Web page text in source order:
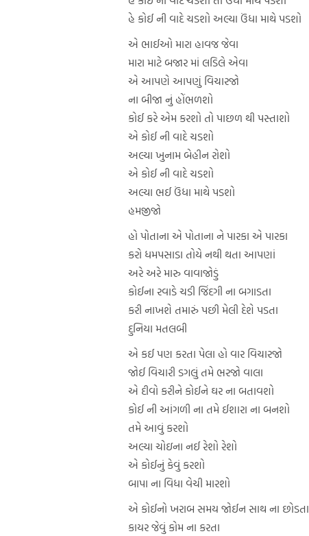
હે કોઈ ની વાદે ચડશો અલ્યા ઉંધા માથે પડશો
એ ભાઈઓ મારા હાવજ જેવા
મારા માટે બજાર માં લડિલે એવા
એ આપણે આપણું વિચારજો
ના બીજા નું હોંભળશો
કોઈ કરે એમ કરશો તો પાછળ થી પસ્તાશો
એ કોઈ ની વાદે ચડશો
અલ્યા ખુનામ બેહીન રોશો
એ કોઈ ની વાદે ચડશો
અલ્યા ભઈ ઉંધા માથે પડશો
હમજીજો
હો પોતાના એ પોતાના ને પારકા એ પારકા
કરો ધમપસાડા તોયે નથી થતા આપણાં
અરે અરે મારુ વાવાજોડું
કોઈના રવાડે ચડી જિંદગી ના બગાડતા
કરી નાખશે તમારું પછી મેલી દેશે પડતા
દુનિયા મતલબી
એ કઈ પણ કરતા પેલા હો વાર વિચારજો
જોઈ વિચારી ડગલું તમે ભરજો વાલા
એ દીવો કરીને કોઈને ઘર ના બતાવશો
કોઈ ની આંગળી ના તમે ઈશારા ના બનશો
તમે આવું કરશો
અલ્યા ચોઇના નઈ રેશો રેશો
એ કોઈનું કેવું કરશો
બાપા ના વિધા વેચી મારશો
એ કોઈનો ખરાબ સમય જોઈન સાથ ના છોડતા
કાયર જેવું કોમ ના કરતા